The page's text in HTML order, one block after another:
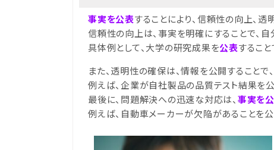
事実を公表することにより、信頼性の向上、
信頼性の向上は、事実を明確にすることで、
具体例として、大学の研究成果を公表するこ
また、透明性の確保は、情報を公開すること
例えば、企業が自社製品の品質テスト結果を
最後に、問題解決への迅速な対応は、 事実を
例えば、自動車メーカーが欠陥があることを公